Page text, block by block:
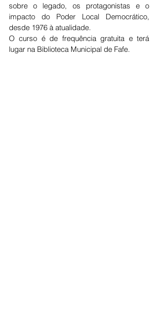
sobre o legado, os protagonistas e o
impacto do Poder Local Democrático,
desde 1976 à atualidade.
O curso é de frequência gratuita e terá
lugar na Biblioteca Municipal de Fafe.